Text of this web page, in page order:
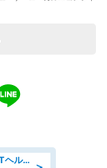
ヘルプデスク/外資系保険業界でのITヘルプデスク業務/駅近/即日勤務可/ヘルプデスク